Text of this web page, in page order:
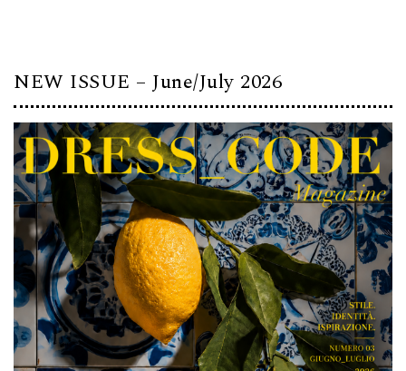
NEW ISSUE – June/July 2026